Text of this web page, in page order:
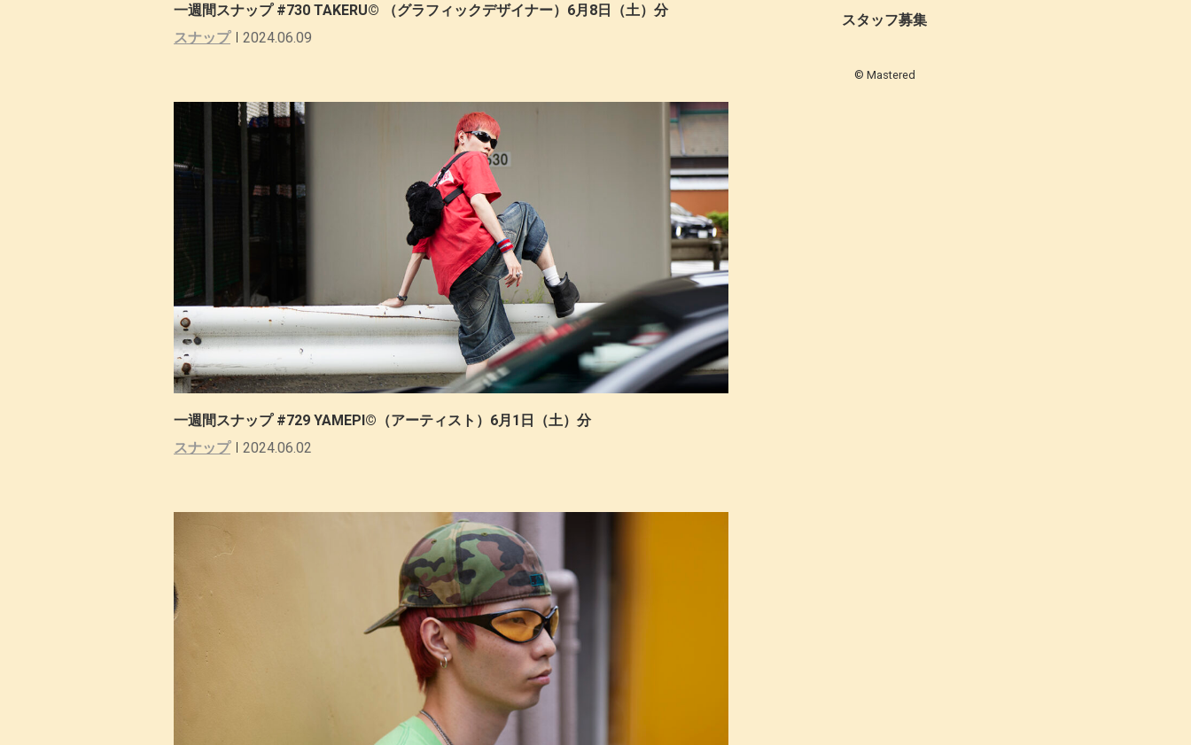
一週間スナップ #730 TAKERU©︎ （グラフィックデザイナー）6月8日（土）分
スナップ
2024.06.09
一週間スナップ #729 YAMEPI©（アーティスト）6月1日（土）分
スナップ
2024.06.02
スタッフ募集
© Mastered